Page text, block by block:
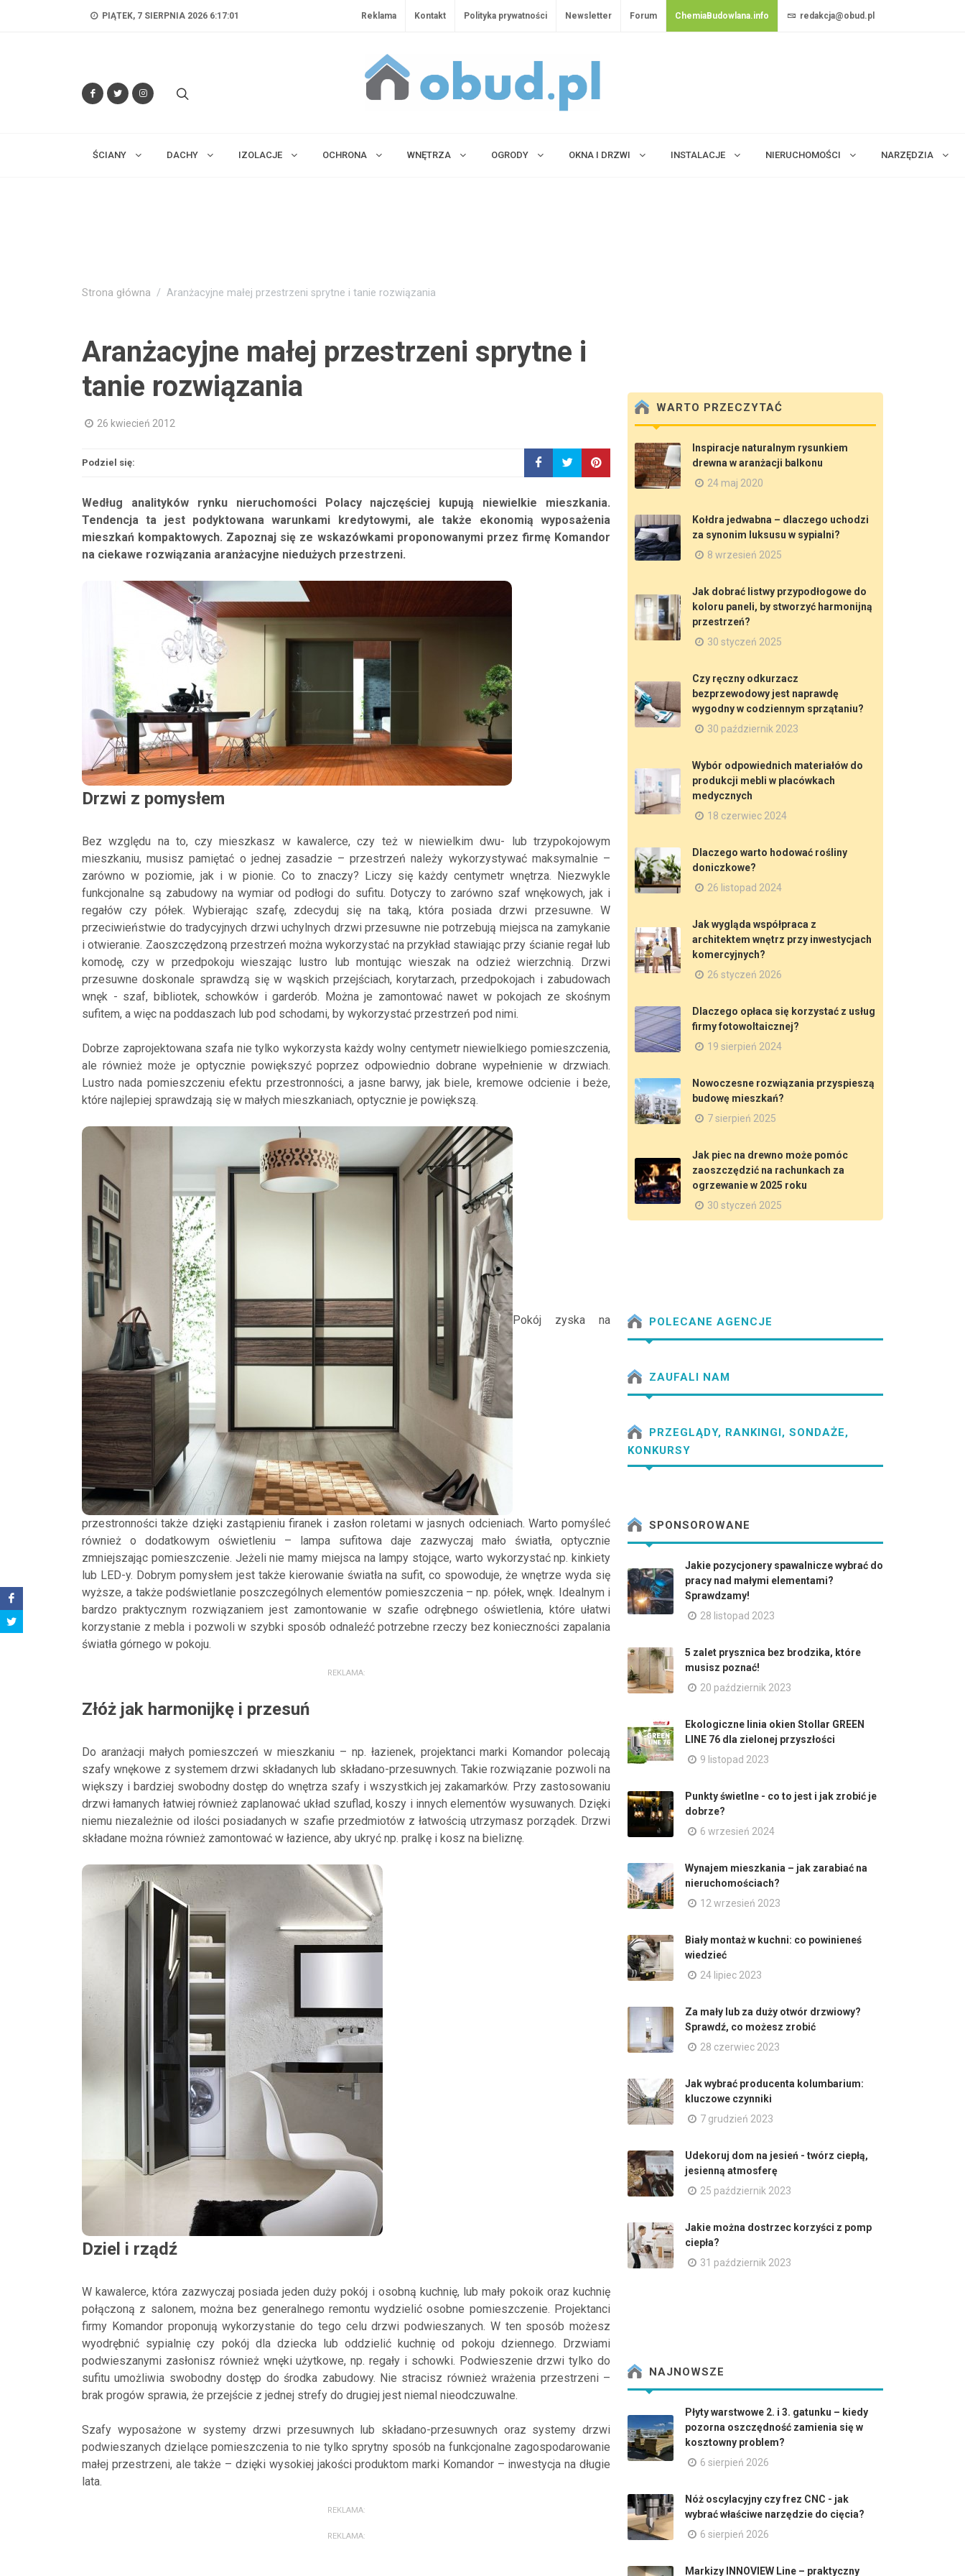
PIĄTEK, 7 SIERPNIA 2026 6:17:02 Reklama Kontakt Polityka prywatności Newsletter Forum ChemiaBudowlana.info redakcja@obud.pl
ŚCIANY DACHY IZOLACJE OCHRONA WNĘTRZA OGRODY OKNA I DRZWI INSTALACJE NIERUCHOMOŚCI NARZĘDZIA
Strona główna Aranżacyjne małej przestrzeni sprytne i tanie rozwiązania
Aranżacyjne małej przestrzeni sprytne i
tanie rozwiązania
26 kwiecień 2012
Podziel się:
Według analityków rynku nieruchomości Polacy najczęściej kupują niewielkie mieszkania.
Tendencja ta jest podyktowana warunkami kredytowymi, ale także ekonomią wyposażenia
mieszkań kompaktowych. Zapoznaj się ze wskazówkami proponowanymi przez firmę Komandor
na ciekawe rozwiązania aranżacyjne niedużych przestrzeni.
Drzwi z pomysłem
Bez względu na to, czy mieszkasz w kawalerce, czy też w niewielkim dwu- lub trzypokojowym
mieszkaniu, musisz pamiętać o jednej zasadzie – przestrzeń należy wykorzystywać maksymalnie –
zarówno w poziomie, jak i w pionie. Co to znaczy? Liczy się każdy centymetr wnętrza. Niezwykle
funkcjonalne są zabudowy na wymiar od podłogi do sufitu. Dotyczy to zarówno szaf wnękowych, jak i
regałów czy półek. Wybierając szafę, zdecyduj się na taką, która posiada drzwi przesuwne. W
przeciwieństwie do tradycyjnych drzwi uchylnych drzwi przesuwne nie potrzebują miejsca na zamykanie
i otwieranie. Zaoszczędzoną przestrzeń można wykorzystać na przykład stawiając przy ścianie regał lub
komodę, czy w przedpokoju wieszając lustro lub montując wieszak na odzież wierzchnią. Drzwi
przesuwne doskonale sprawdzą się w wąskich przejściach, korytarzach, przedpokojach i zabudowach
wnęk - szaf, bibliotek, schowków i garderób. Można je zamontować nawet w pokojach ze skośnym
sufitem, a więc na poddaszach lub pod schodami, by wykorzystać przestrzeń pod nimi.
Dobrze zaprojektowana szafa nie tylko wykorzysta każdy wolny centymetr niewielkiego pomieszczenia,
ale również może je optycznie powiększyć poprzez odpowiednio dobrane wypełnienie w drzwiach.
Lustro nada pomieszczeniu efektu przestronności, a jasne barwy, jak biele, kremowe odcienie i beże,
które najlepiej sprawdzają się w małych mieszkaniach, optycznie je powiększą.
Pokój zyska na
przestronności także dzięki zastąpieniu firanek i zasłon roletami w jasnych odcieniach. Warto pomyśleć
również o dodatkowym oświetleniu – lampa sufitowa daje zazwyczaj mało światła, optycznie
zmniejszając pomieszczenie. Jeżeli nie mamy miejsca na lampy stojące, warto wykorzystać np. kinkiety
lub LED-y. Dobrym pomysłem jest także kierowanie światła na sufit, co spowoduje, że wnętrze wyda się
wyższe, a także podświetlanie poszczególnych elementów pomieszczenia – np. półek, wnęk. Idealnym i
bardzo praktycznym rozwiązaniem jest zamontowanie w szafie odrębnego oświetlenia, które ułatwi
korzystanie z mebla i pozwoli w szybki sposób odnaleźć potrzebne rzeczy bez konieczności zapalania
światła górnego w pokoju.
REKLAMA:
Złóż jak harmonijkę i przesuń
Do aranżacji małych pomieszczeń w mieszkaniu – np. łazienek, projektanci marki Komandor polecają
szafy wnękowe z systemem drzwi składanych lub składano-przesuwnych. Takie rozwiązanie pozwoli na
większy i bardziej swobodny dostęp do wnętrza szafy i wszystkich jej zakamarków. Przy zastosowaniu
drzwi łamanych łatwiej również zaplanować układ szuflad, koszy i innych elementów wysuwanych. Dzięki
niemu niezależnie od ilości posiadanych w szafie przedmiotów z łatwością utrzymasz porządek. Drzwi
składane można również zamontować w łazience, aby ukryć np. pralkę i kosz na bieliznę.
Dziel i rządź
W kawalerce, która zazwyczaj posiada jeden duży pokój i osobną kuchnię, lub mały pokoik oraz kuchnię
połączoną z salonem, można bez generalnego remontu wydzielić osobne pomieszczenie. Projektanci
firmy Komandor proponują wykorzystanie do tego celu drzwi podwieszanych. W ten sposób możesz
wyodrębnić sypialnię czy pokój dla dziecka lub oddzielić kuchnię od pokoju dziennego. Drzwiami
podwieszanymi zasłonisz również wnęki użytkowe, np. regały i schowki. Podwieszenie drzwi tylko do
sufitu umożliwia swobodny dostęp do środka zabudowy. Nie stracisz również wrażenia przestrzeni –
brak progów sprawia, że przejście z jednej strefy do drugiej jest niemal nieodczuwalne.
Szafy wyposażone w systemy drzwi przesuwnych lub składano-przesuwnych oraz systemy drzwi
podwieszanych dzielące pomieszczenia to nie tylko sprytny sposób na funkcjonalne zagospodarowanie
małej przestrzeni, ale także – dzięki wysokiej jakości produktom marki Komandor – inwestycja na długie
lata.
REKLAMA:
REKLAMA:
WARTO PRZECZYTAĆ
Inspiracje naturalnym rysunkiem
drewna w aranżacji balkonu
24 maj 2020
Kołdra jedwabna – dlaczego uchodzi
za synonim luksusu w sypialni?
8 wrzesień 2025
Jak dobrać listwy przypodłogowe do
koloru paneli, by stworzyć harmonijną
przestrzeń?
30 styczeń 2025
Czy ręczny odkurzacz
bezprzewodowy jest naprawdę
wygodny w codziennym sprzątaniu?
30 październik 2023
Wybór odpowiednich materiałów do
produkcji mebli w placówkach
medycznych
18 czerwiec 2024
Dlaczego warto hodować rośliny
doniczkowe?
26 listopad 2024
Jak wygląda współpraca z
architektem wnętrz przy inwestycjach
komercyjnych?
26 styczeń 2026
Dlaczego opłaca się korzystać z usług
firmy fotowoltaicznej?
19 sierpień 2024
Nowoczesne rozwiązania przyspieszą
budowę mieszkań?
7 sierpień 2025
Jak piec na drewno może pomóc
zaoszczędzić na rachunkach za
ogrzewanie w 2025 roku
30 styczeń 2025
POLECANE AGENCJE
ZAUFALI NAM
PRZEGLĄDY, RANKINGI, SONDAŻE,
KONKURSY
SPONSOROWANE
Jakie pozycjonery spawalnicze wybrać do
pracy nad małymi elementami?
Sprawdzamy!
28 listopad 2023
5 zalet prysznica bez brodzika, które
musisz poznać!
20 październik 2023
Ekologiczne linia okien Stollar GREEN
LINE 76 dla zielonej przyszłości
9 listopad 2023
Punkty świetlne - co to jest i jak zrobić je
dobrze?
6 wrzesień 2024
Wynajem mieszkania – jak zarabiać na
nieruchomościach?
12 wrzesień 2023
Biały montaż w kuchni: co powinieneś
wiedzieć
24 lipiec 2023
Za mały lub za duży otwór drzwiowy?
Sprawdź, co możesz zrobić
28 czerwiec 2023
Jak wybrać producenta kolumbarium:
kluczowe czynniki
7 grudzień 2023
Udekoruj dom na jesień - twórz ciepłą,
jesienną atmosferę
25 październik 2023
Jakie można dostrzec korzyści z pomp
ciepła?
31 październik 2023
NAJNOWSZE
Płyty warstwowe 2. i 3. gatunku – kiedy
pozorna oszczędność zamienia się w
kosztowny problem?
6 sierpień 2026
Nóż oscylacyjny czy frez CNC - jak
wybrać właściwe narzędzie do cięcia?
6 sierpień 2026
Markizy INNOVIEW Line – praktyczny